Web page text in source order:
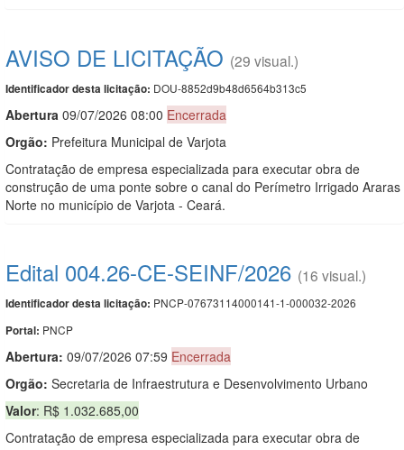
AVISO DE LICITAÇÃO (29 visual.)
Identificador desta licitação: DOU-8852d9b48d6564b313c5
Abertura 09/07/2026 08:00 Encerrada
Orgão: Prefeitura Municipal de Varjota
Contratação de empresa especializada para executar obra de
construção de uma ponte sobre o canal do Perímetro Irrigado Araras
Norte no município de Varjota - Ceará.
Edital 004.26-CE-SEINF/2026 (16 visual.)
Identificador desta licitação: PNCP-07673114000141-1-000032-2026
Portal: PNCP
Abertura: 09/07/2026 07:59 Encerrada
Orgão: Secretaria de Infraestrutura e Desenvolvimento Urbano
Valor: R$ 1.032.685,00
Contratação de empresa especializada para executar obra de